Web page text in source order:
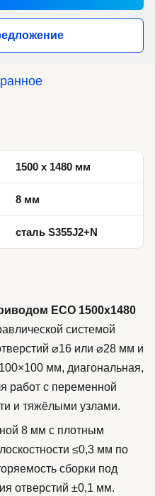
1500 x 1480 мм
8 мм
сталь S355J2+N
ECO 1500x1480
системой
⌀16 или ⌀28 мм и
мм, диагональная,
работ с переменной
и тяжёлыми узлами.
8 мм с плотным
≤0,3 мм по
сборки под
отверстий ±0,1 мм.